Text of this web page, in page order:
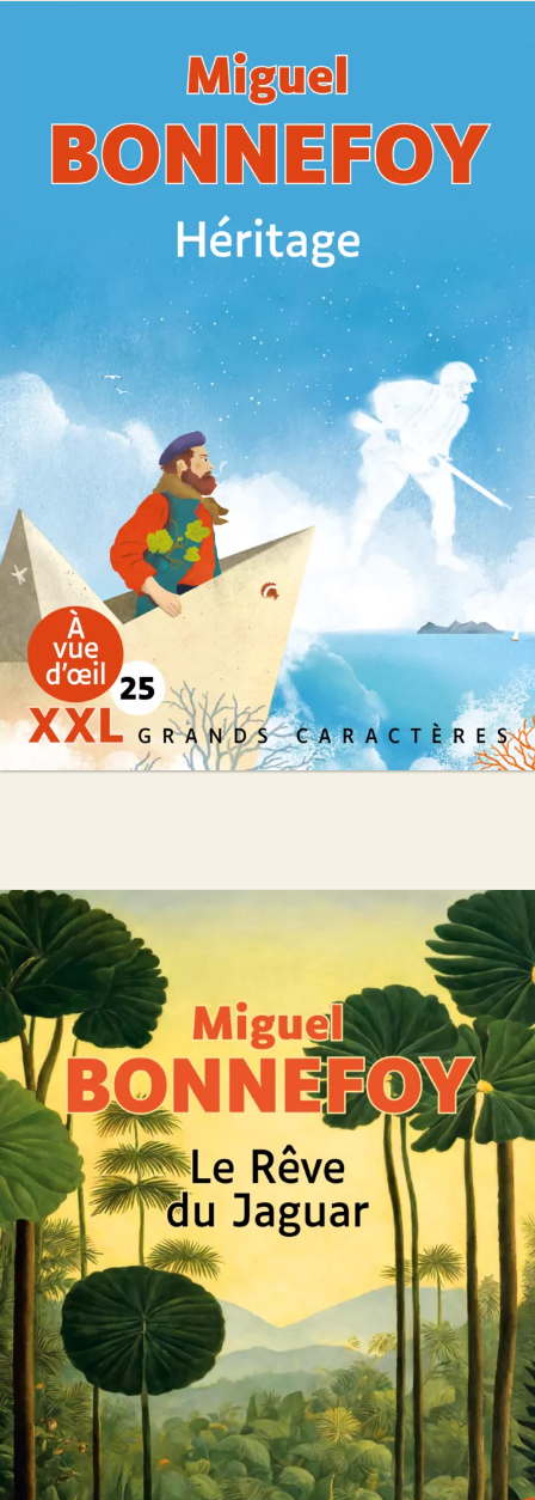
Héritage
Miguel Bonnefoy
44
Le Rêve du Jaguar
Miguel Bonnefoy
27€